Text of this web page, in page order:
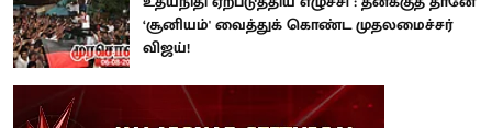
‘சூனியம்' வைத்துக் கொண்ட முதலமைச்சர்
விஜய்!